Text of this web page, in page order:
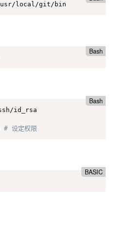
local/git/bin
Bash
Bash
# 设定权限
BASIC